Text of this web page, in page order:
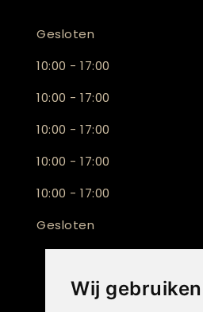
Wij
Gesloten
10:00 - 17:00
10:00 - 17:00
10:00 - 17:00
10:00 - 17:00
10:00 - 17:00
Gesloten